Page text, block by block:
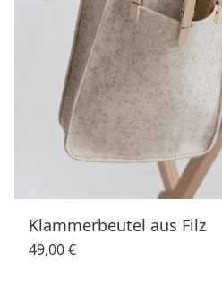
Klammerbeutel aus Filz
49,00 €